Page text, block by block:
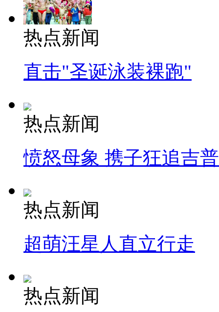
热点新闻
直击"圣诞泳装裸跑"
热点新闻
愤怒母象 携子狂追吉
热点新闻
超萌汪星人直立行走
热点新闻